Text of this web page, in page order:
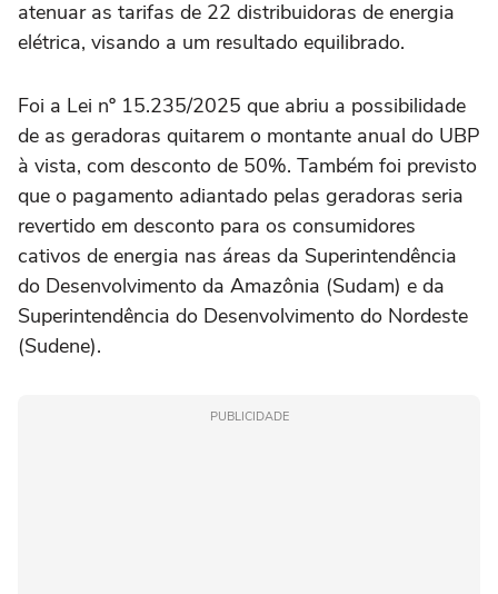
atenuar as tarifas de 22 distribuidoras de energia
elétrica, visando a um resultado equilibrado.
Foi a Lei nº 15.235/2025 que abriu a possibilidade
de as geradoras quitarem o montante anual do UBP
à vista, com desconto de 50%. Também foi previsto
que o pagamento adiantado pelas geradoras seria
revertido em desconto para os consumidores
cativos de energia nas áreas da Superintendência
do Desenvolvimento da Amazônia (Sudam) e da
Superintendência do Desenvolvimento do Nordeste
(Sudene).
PUBLICIDADE